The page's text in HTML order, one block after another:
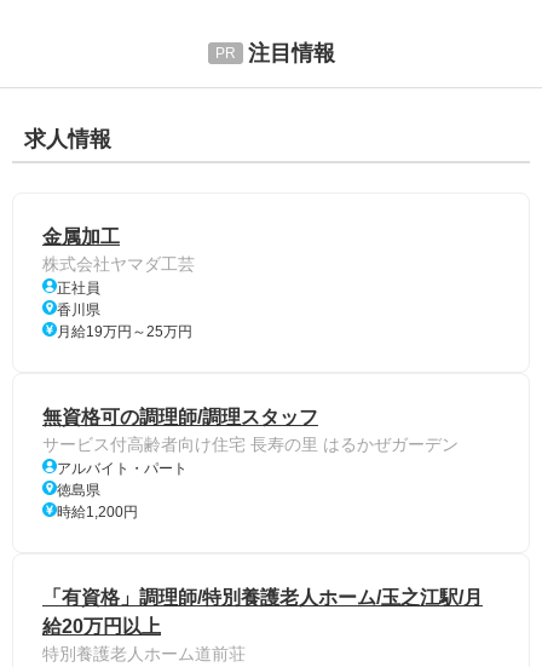
注目情報
求人情報
金属加工
株式会社ヤマダ工芸
正社員
香川県
月給19万円～25万円
無資格可の調理師/調理スタッフ
サービス付高齢者向け住宅 長寿の里 はるかぜガーデン
アルバイト・パート
徳島県
時給1,200円
「有資格」調理師/特別養護老人ホーム/玉之江駅/月
給20万円以上
特別養護老人ホーム道前荘